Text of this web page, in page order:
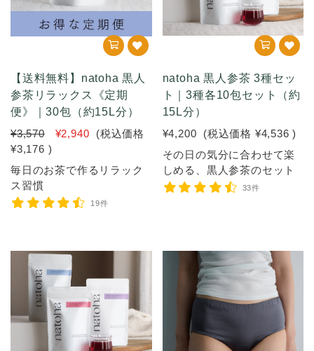
【送料無料】natoha 黒人
参茶リラックス《定期
便》｜30包（約15L分）
¥3,570
¥2,940
(税込価格
¥3,176 )
毎日のお茶で作るリラック
ス習慣
19件
natoha 黒人参茶 3種セッ
ト｜3種各10包セット（約
15L分）
¥4,200
(税込価格 ¥4,536 )
その日の気分に合わせて楽
しめる、黒人参茶のセット
33件